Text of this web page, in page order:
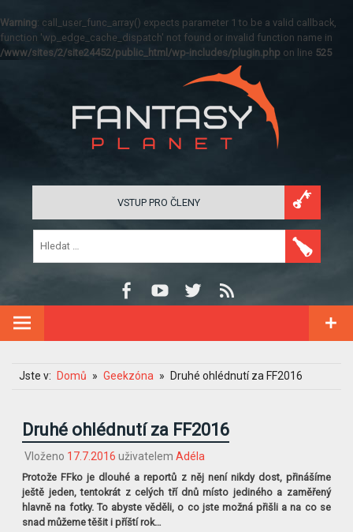
Warning: call_user_func_array() expects parameter 1 to be a valid callback,
function 'wp_edge_cache_dispatch' not found or invalid function name in
/www/sites/2/site24452/public_html/wp-includes/plugin.php on line 525
VSTUP PRO ČLENY
Jste v: Domů Geekzóna Druhé ohlédnutí za FF2016
Druhé ohlédnutí za FF2016
Vloženo 17.7.2016 uživatelem Adéla
Protože FFko je dlouhé a reportů z něj není nikdy dost, přinášíme
ještě jeden, tentokrát z celých tří dnů místo jediného a zaměřený
hlavně na fotky. To abyste věděli, o co jste možná přišli a na co se
snad můžeme těšit i příští rok…